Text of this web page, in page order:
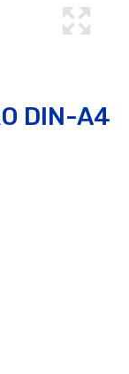
DIN-A4